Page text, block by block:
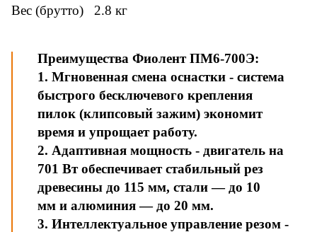
Вес (брутто) 2.8 кг
Преимущества Фиолент ПМ6-700Э:
1. Мгновенная смена оснастки - система
быстрого бесключевого крепления
пилок (клипсовый зажим) экономит
время и упрощает работу.
2. Адаптивная мощность - двигатель на
701 Вт обеспечивает стабильный рез
древесины до 115 мм, стали — до 10
мм и алюминия — до 20 мм.
3. Интеллектуальное управление резом -